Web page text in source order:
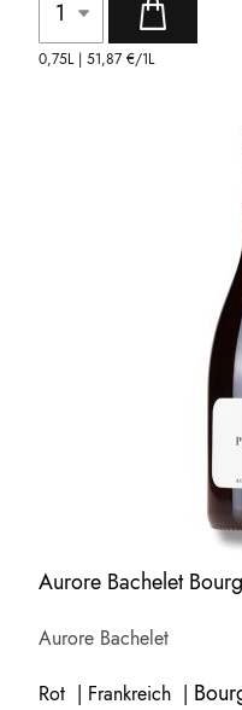
0,75L |51,87 €/1L
Aurore Bachelet
Aurore Bachelet
Rot | Frankreich |